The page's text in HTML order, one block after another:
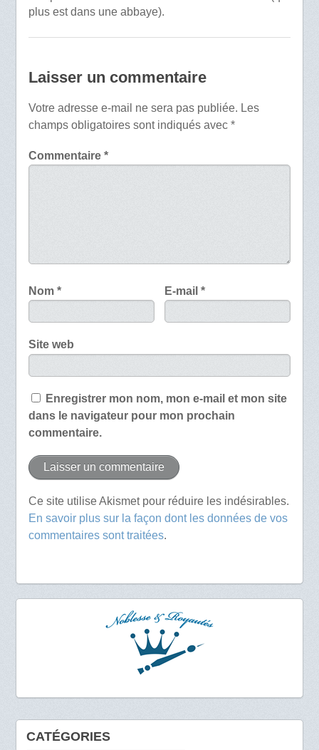
plus est dans une abbaye).
Laisser un commentaire
Votre adresse e-mail ne sera pas publiée. Les
champs obligatoires sont indiqués avec *
Commentaire *
Nom * E-mail*
Site web
Enregistrer mon nom, mon e-mail et mon site
dans le navigateur pour mon prochain
commentaire.
Ce site utilise Akismet pour réduire les indésirables.
En savoir plus sur la façon dont les données de vos
commentaires sont traitées.
CATÉGORIES